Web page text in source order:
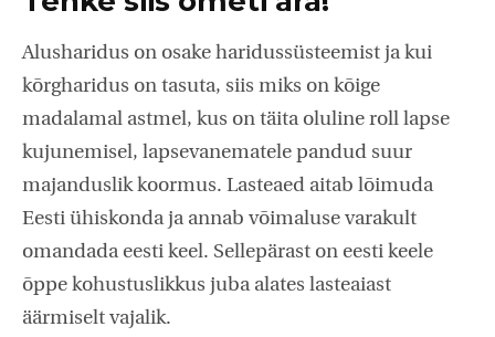
Alusharidus on osake haridussüsteemist ja kui
kõrgharidus on tasuta, siis miks on kõige
madalamal astmel, kus on täita oluline roll lapse
kujunemisel, lapsevanematele pandud suur
majanduslik koormus. Lasteaed aitab lõimuda
Eesti ühiskonda ja annab võimaluse varakult
omandada eesti keel. Sellepärast on eesti keele
õppe kohustuslikkus juba alates lasteaiast
äärmiselt vajalik.